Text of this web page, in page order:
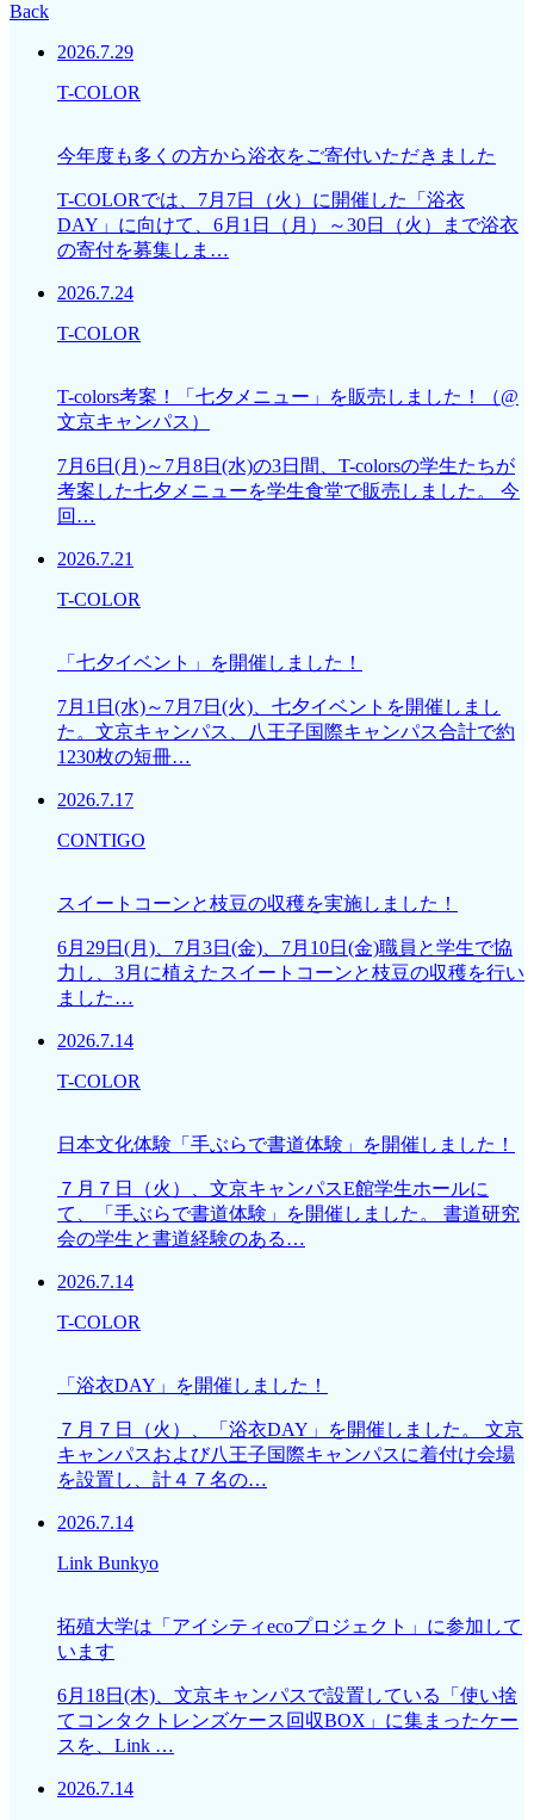
Back
2026.7.29
T-COLOR
今年度も多くの方から浴衣をご寄付いただきました
T-COLORでは、7月7日（火）に開催した「浴衣
DAY」に向けて、6月1日（月）～30日（火）まで浴衣
の寄付を募集しま…
2026.7.24
T-COLOR
T-colors考案！「七夕メニュー」を販売しました！（@
文京キャンパス）
7月6日(月)～7月8日(水)の3日間、T-colorsの学生たちが
考案した七夕メニューを学生食堂で販売しました。 今
回…
2026.7.21
T-COLOR
「七夕イベント」を開催しました！
7月1日(水)～7月7日(火)、七夕イベントを開催しまし
た。文京キャンパス、八王子国際キャンパス合計で約
1230枚の短冊…
2026.7.17
CONTIGO
スイートコーンと枝豆の収穫を実施しました！
6月29日(月)、7月3日(金)、7月10日(金)職員と学生で協
力し、3月に植えたスイートコーンと枝豆の収穫を行い
ました…
2026.7.14
T-COLOR
日本文化体験「手ぶらで書道体験」を開催しました！
７月７日（火）、文京キャンパスE館学生ホールに
て、「手ぶらで書道体験」を開催しました。 書道研究
会の学生と書道経験のある…
2026.7.14
T-COLOR
「浴衣DAY」を開催しました！
７月７日（火）、「浴衣DAY」を開催しました。 文京
キャンパスおよび八王子国際キャンパスに着付け会場
を設置し、計４７名の…
2026.7.14
Link Bunkyo
拓殖大学は「アイシティecoプロジェクト」に参加して
います
6月18日(木)、文京キャンパスで設置している「使い捨
てコンタクトレンズケース回収BOX」に集まったケー
スを、Link …
2026.7.14